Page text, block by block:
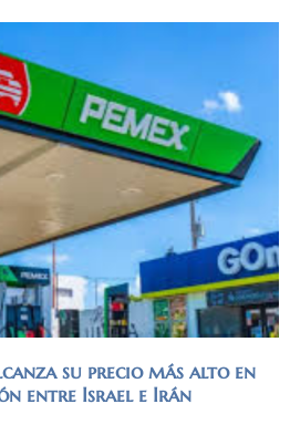
su precio más alto en
entre Israel e Irán